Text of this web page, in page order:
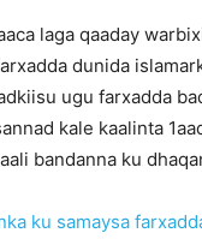
laga qaaday
dunida
ugu farxadda
kale kaalinta
bandanna ku
ku samaysa